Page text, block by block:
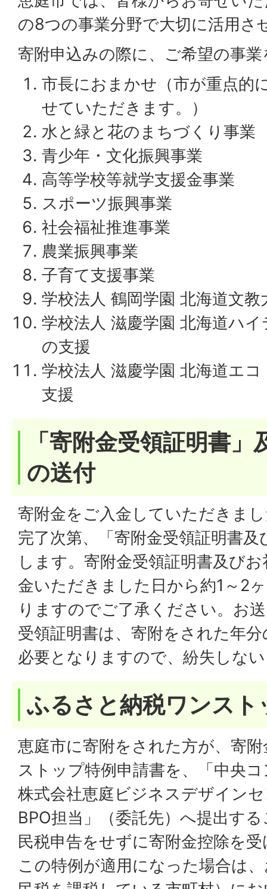
の8つの事業分野で大切に活用さ
寄附申込みの際に、ご希望の事
市長におまかせ（市が重点的
せていただきます。）
水と緑と花のまちづくり事業
青少年・文化振興事業
高等学校等就学支援金事業
スポーツ振興事業
社会福祉推進事業
農業振興事業
子育て支援事業
学校法人 鶴岡学園 北海道文教
学校法人 滋慶学園 北海道ハ
の支援
学校法人 滋慶学園 北海道エ
支援
「寄附金受領証明書
の送付
寄附金をご入金していただきま
完了次第、「寄附金受領証明書
します。寄附金受領証明書及び
金いただきました日から約1～2
りますのでご了承ください。お
受領証明書は、寄附をされた年
必要となりますので、紛失しな
ふるさと納税ワンスト
恵庭市に寄附をされた方が、寄
ストップ特例申請書を、「中央
株式会社恵庭ビジネスデザイン
BPO担当」（委託先）へ提出す
民税申告をせずに寄附金控除を
この特例が適用になった場合は